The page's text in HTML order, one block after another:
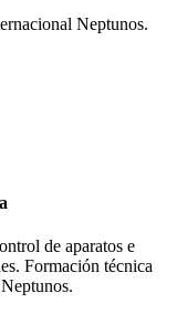
Neptunos.
de aparatos e
Formación técnica